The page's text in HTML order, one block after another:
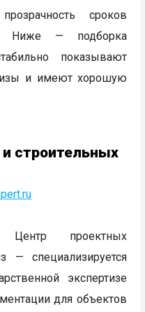
сроков
Ниже — подборка
показывают
и имеют хорошую
строительных
проектных
— специализируется
экспертизе
для объектов